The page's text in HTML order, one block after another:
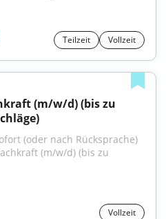
Teilzeit Vollzeit
(m/w/d) (bis zu
(oder nach Rücksprache)
(m/w/d) (bis zu
Vollzeit